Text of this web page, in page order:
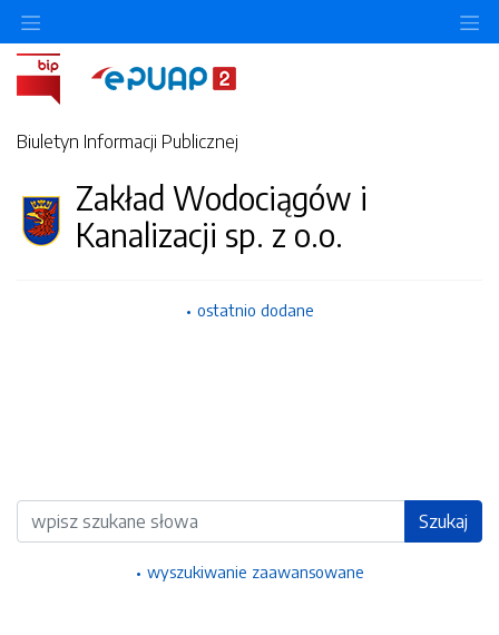
Biuletyn Informacji Publicznej
Zakład Wodociągów i
Kanalizacji sp. z o.o.
ostatnio dodane
Wyszukiwarka Szukaj
wyszukiwanie zaawansowane